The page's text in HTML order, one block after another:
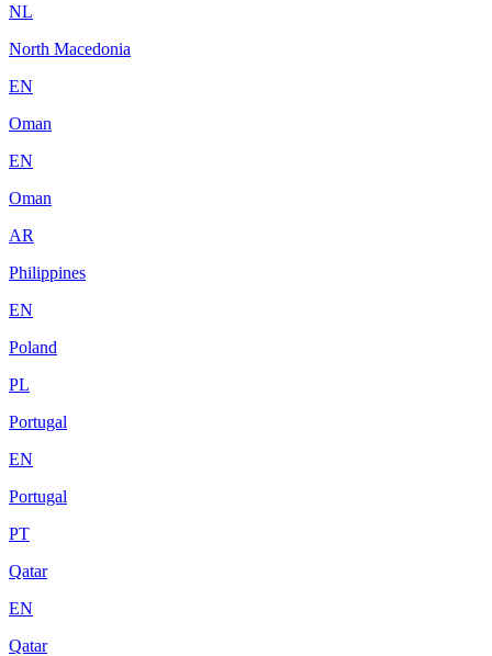
NL
North Macedonia
EN
Oman
EN
Oman
AR
Philippines
EN
Poland
PL
Portugal
EN
Portugal
PT
Qatar
EN
Qatar